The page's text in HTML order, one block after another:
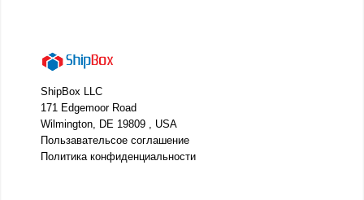
ShipBox LLC
171 Edgemoor Road
Wilmington, DE 19809 , USA
Пользавательсое соглашение
Политика конфиденциальности